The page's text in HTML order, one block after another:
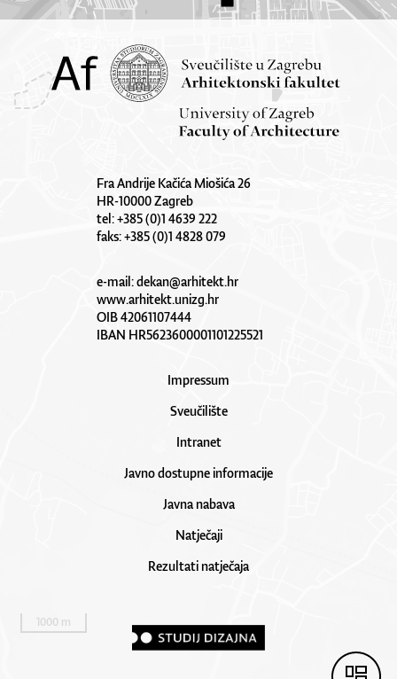
Fra Andrije Kačića Miošića 26
HR-10000 Zagreb
tel: +385 (0)1 4639 222
faks: +385 (0)1 4828 079
e-mail:dekan@arhitekt.hr
www.arhitekt.unizg.hr
OIB 42061107444
IBAN HR5623600001101225521
Impressum
Sveučilište
Intranet
Javno dostupne informacije
Javna nabava
Natječaji
Rezultati natječaja
1000 m